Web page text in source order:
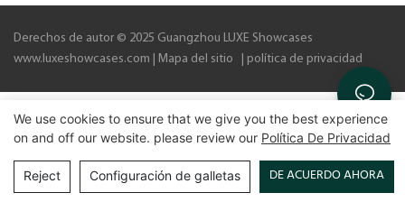
Derechos de autor © 2025 Guangzhou LUXE Showcases
www.luxeshowcases.com |
Mapa del sitio política de privacidad
We use cookies to ensure that we give you the best experience
on and off our website. please review our Política De Privacidad
Reject Configuración de galletas DE ACUERDO AHORA